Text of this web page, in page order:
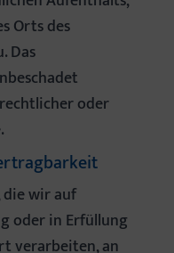
Orts des
Das
oder
die wir auf
oder in Erfüllung
verarbeiten, an